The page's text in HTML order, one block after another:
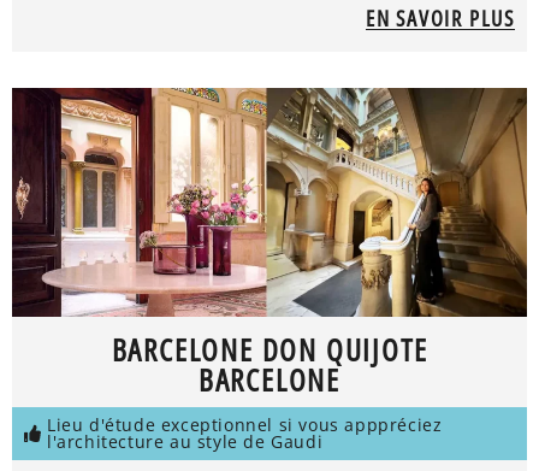
EN SAVOIR PLUS
BARCELONE DON QUIJOTE
BARCELONE
Lieu d'étude exceptionnel si vous apppréciez
l'architecture au style de Gaudi